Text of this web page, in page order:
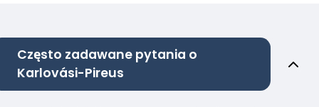
Często zadawane pytania o
Karlovási-Pireus